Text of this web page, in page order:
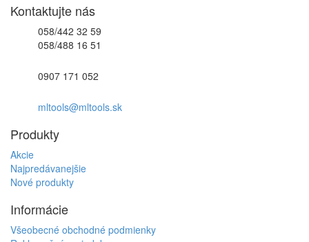
Kontaktujte nás
058/442 32 59
058/488 16 51
0907 171 052
mltools@mltools.sk
Produkty
Akcie
Najpredávanejšie
Nové produkty
Informácie
Všeobecné obchodné podmienky